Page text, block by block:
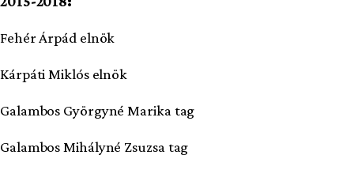
Fehér Árpád elnök
Kárpáti Miklós elnök
Galambos Györgyné Marika tag
Galambos Mihályné Zsuzsa tag